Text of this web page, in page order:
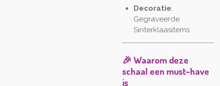
Decoratie:
Gegraveerde
Sinterklaasitems
🎉 Waarom deze
schaal een must-have
is